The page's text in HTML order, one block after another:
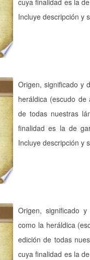
cuya finalidad es la
Incluye descripción y
Origen, significado y
heráldica (escudo
de todas nuestras
finalidad es la de
Incluye descripción y
Origen, significado
como la heráldica
edición de todas
cuya finalidad es la